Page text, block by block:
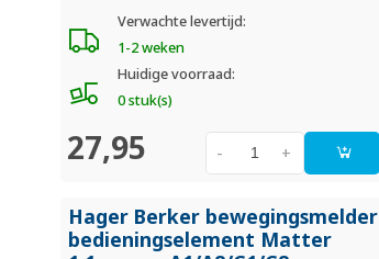
Verwachte levertijd:
1-2 weken
Huidige voorraad:
0 stuk(s)
27,95 +
-
Hager Berker bewegingsmelder
bedieningselement Matter